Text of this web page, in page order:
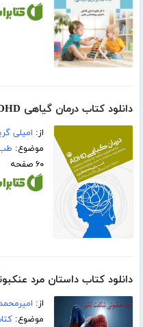
دانلود کتاب درمان گیاهی ADHD
از: امیلی
موضوع:
۶۰ صفحه
دانلود کتاب داستان مرد
از:
موضوع: